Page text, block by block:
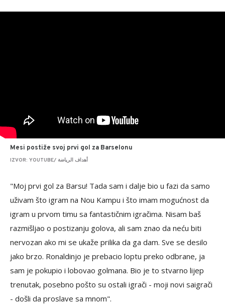
Mesi postiže svoj prvi gol za Barselonu
IZVOR: YOUTUBE/ أهداف الرياضة
"Moj prvi gol za Barsu! Tada sam i dalje bio u fazi da samo
uživam što igram na Nou Kampu i što imam mogućnost da
igram u prvom timu sa fantastičnim igračima. Nisam baš
razmišljao o postizanju golova, ali sam znao da neću biti
nervozan ako mi se ukaže prilika da ga dam. Sve se desilo
jako brzo. Ronaldinjo je prebacio loptu preko odbrane, ja
sam je pokupio i lobovao golmana. Bio je to stvarno lijep
trenutak, posebno pošto su ostali igrači - moji novi saigrači
- došli da proslave sa mnom".